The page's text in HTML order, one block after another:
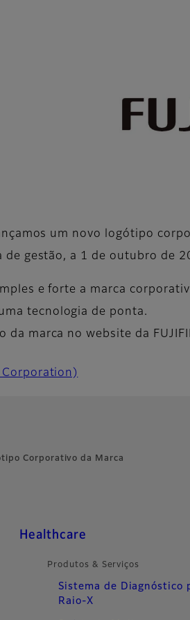
um novo logótipo
gestão, a 1 de outubro de
e forte a marca
tecnologia de ponta.
da marca no website da
Corporation)
Corporativo da Marca
Healthcare
Produtos & Serviços
Sistema de Diagnóstico
Raio-X